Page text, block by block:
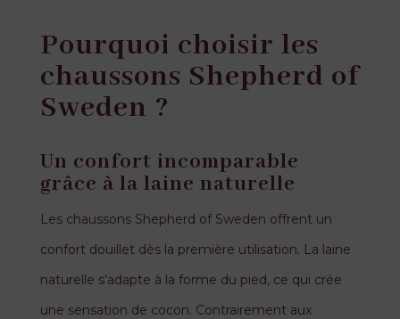
Pourquoi choisir les
chaussons Shepherd of
Sweden ?
Un confort incomparable
grâce à la laine naturelle
Les chaussons Shepherd of Sweden offrent un
confort douillet dès la première utilisation. La laine
naturelle s’adapte à la forme du pied, ce qui crée
une sensation de cocon. Contrairement aux